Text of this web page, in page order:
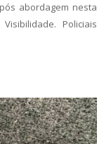
abordagem nesta
Policiais